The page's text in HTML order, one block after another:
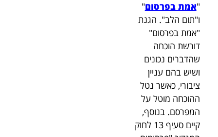
"אמת בפרסום"
ו"תום הלב". הגנת
"אמת בפרסום"
דורשת הוכחה
שהדברים נכונים
ושיש בהם עניין
ציבורי, כאשר נטל
ההוכחה מוטל על
המפרסם. בנוסף,
קיים סעיף 13 לחוק